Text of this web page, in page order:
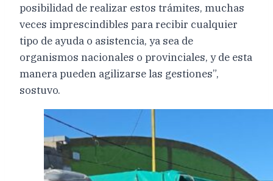
posibilidad de realizar estos trámites, muchas
veces imprescindibles para recibir cualquier
tipo de ayuda o asistencia, ya sea de
organismos nacionales o provinciales, y de esta
manera pueden agilizarse las gestiones”,
sostuvo.